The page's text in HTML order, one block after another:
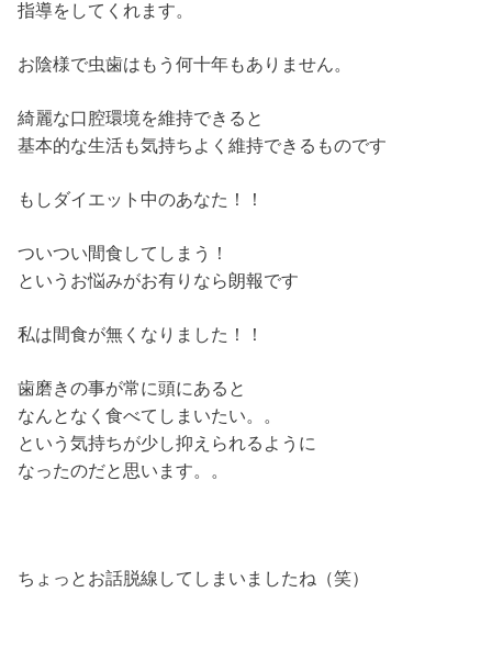
指導をしてくれます。
お陰様で虫歯はもう何十年もありません。
綺麗な口腔環境を維持できると
基本的な生活も気持ちよく維持できるものです
もしダイエット中のあなた！！
ついつい間食してしまう！
というお悩みがお有りなら朗報です
私は間食が無くなりました！！
歯磨きの事が常に頭にあると
なんとなく食べてしまいたい。。
という気持ちが少し抑えられるように
なったのだと思います。。
ちょっとお話脱線してしまいましたね（笑）